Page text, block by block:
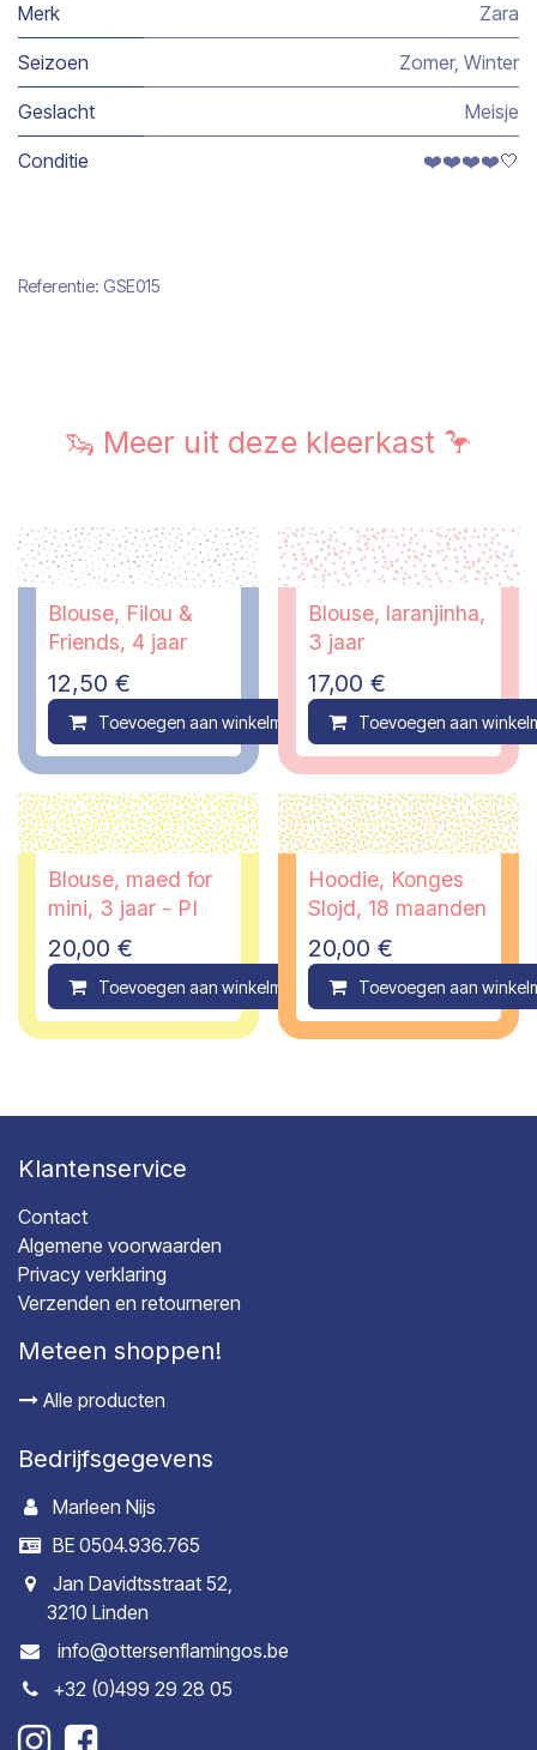
Merk Zara
Seizoen Zomer, Winter
Geslacht Meisje
Conditie ❤️❤️❤️❤️🤍
Referentie: GSE015
🦦 Meer uit deze kleerkast 🦩
Blouse, Filou &
Friends, 4 jaar
12,50 €
Toevoegen aan winkelmandje Compare
Blouse, laranjinha,
3 jaar
17,00 €
Toevoegen aan
Blouse, maed for
mini, 3 jaar - PI
20,00 €
Toevoegen aan winkelmandje Compare
Hoodie, Konges
Slojd, 18 maanden
20,00 €
Toevoegen aan
Klantenservice
Contact
Algemene voorwaarden
Privacy verklaring
Verzenden en retourneren
Meteen shoppen!
Alle producten
Bedrijfsgegevens
Marleen Nijs
BE 0504.936.765
Jan Davidtsstraat 52,
3210 Linden
info@ottersenflamingos.be
+32 (0)499 29 28 05